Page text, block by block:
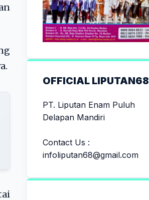
OFFICIAL LIPUTAN68
PT. Liputan Enam Puluh
Delapan Mandiri
Contact Us :
infoliputan68@gmail.com